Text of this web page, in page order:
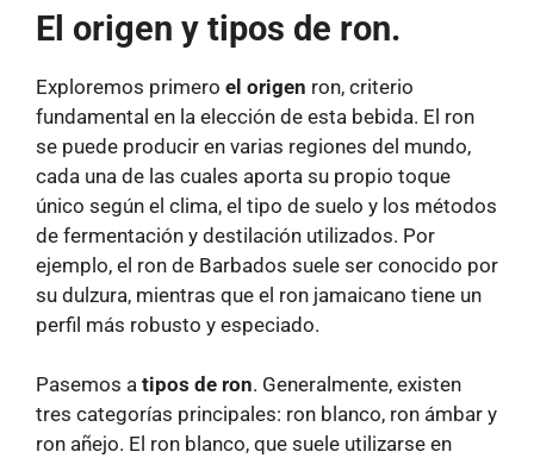
El origen y tipos de ron.
Exploremos primero el origen ron, criterio
fundamental en la elección de esta bebida. El ron
se puede producir en varias regiones del mundo,
cada una de las cuales aporta su propio toque
único según el clima, el tipo de suelo y los métodos
de fermentación y destilación utilizados. Por
ejemplo, el ron de Barbados suele ser conocido por
su dulzura, mientras que el ron jamaicano tiene un
perfil más robusto y especiado.
Pasemos a tipos de ron. Generalmente, existen
tres categorías principales: ron blanco, ron ámbar y
ron añejo. El ron blanco, que suele utilizarse en